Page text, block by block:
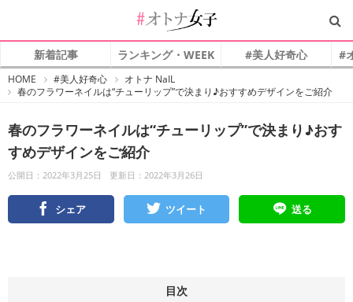
新着記事 ランキング・WEEK #美人好奇心 #
HOME
オ
ト
子
#美人好奇心
オトナ NaIL
春のフラワーネイルは“チューリップ”で決まり♪おすすめデザインをご紹介
春のフラワーネイルは“チューリップ”で決まり♪おす
すめデザインをご紹介
公開日：2022年3月25日 更新日：2022年3月26日
シェア ツイート 送る
目次